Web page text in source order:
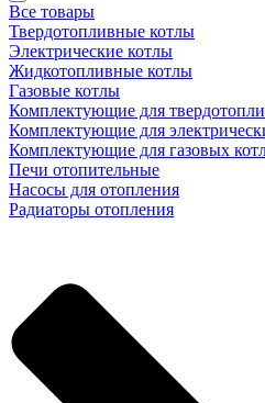
Все товары
Твердотопливные котлы
Электрические котлы
Жидкотопливные котлы
Газовые котлы
Комплектующие для
Комплектующие для
Комплектующие для газовых
Печи отопительные
Насосы для отопления
Радиаторы отопления